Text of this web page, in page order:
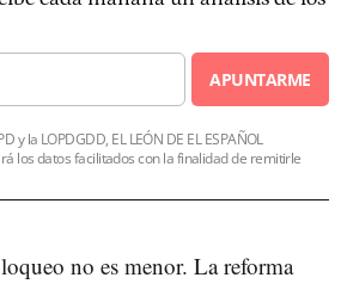
APUNTARME
y la LOPDGDD, EL LEÓN DE EL ESPAÑOL
los datos facilitados con la finalidad de remitirle
no es menor. La reforma